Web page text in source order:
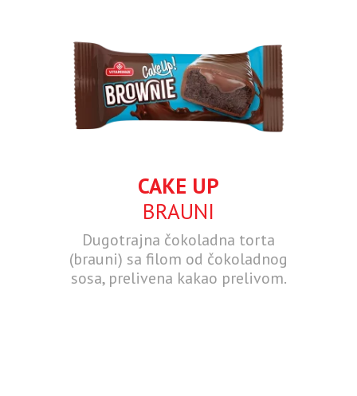
CAKE UP
BRAUNI
Dugotrajna čokoladna torta
(brauni) sa filom od čokoladnog
sosa, prelivena kakao prelivom.